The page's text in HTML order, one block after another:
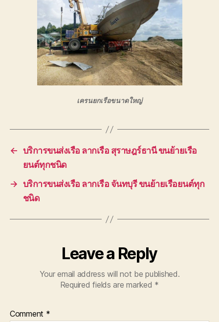
เครนยกเรือขนาดใหญ่
← บริการขนส่งเรือ ลากเรือ สุราษฎร์ธานี ขนย้ายเรือ
ยนต์ทุกชนิด
→ บริการขนส่งเรือ ลากเรือ จันทบุรี ขนย้ายเรือยนต์ทุก
ชนิด
Leave a Reply
Your email address will not be published.
Required fields are marked *
Comment *